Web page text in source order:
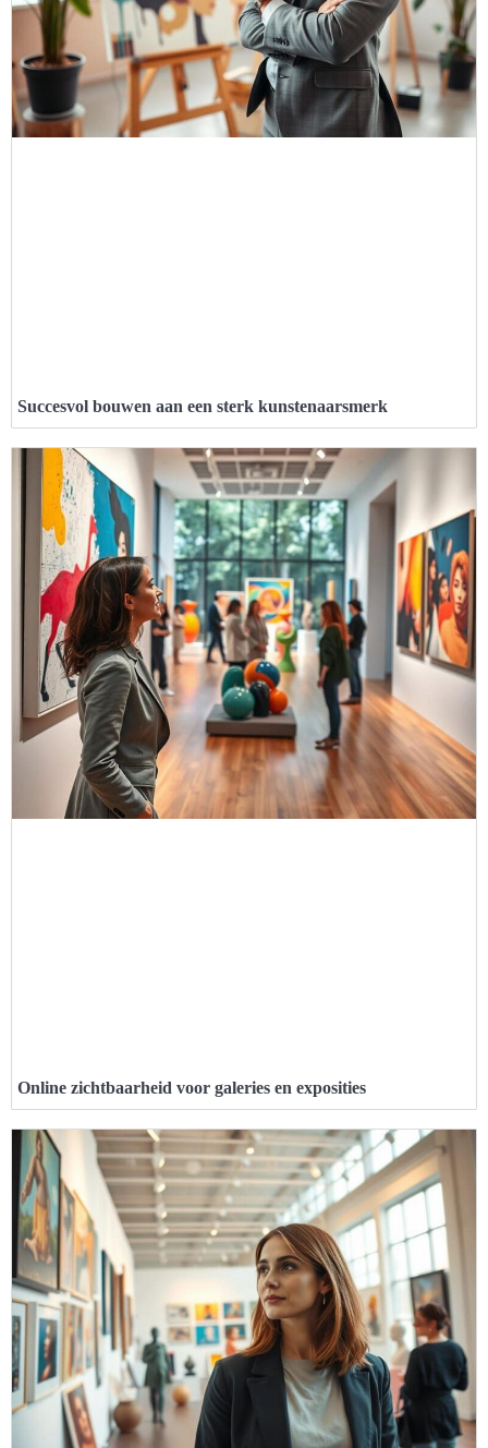
Succesvol bouwen aan een sterk kunstenaarsmerk
Online zichtbaarheid voor galeries en exposities